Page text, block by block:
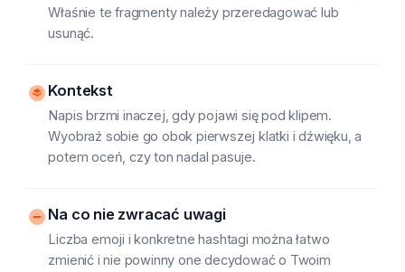
Właśnie te fragmenty należy przeredagować lub
usunąć.
Kontekst
Napis brzmi inaczej, gdy pojawi się pod klipem.
Wyobraź sobie go obok pierwszej klatki i dźwięku, a
potem oceń, czy ton nadal pasuje.
Na co nie zwracać uwagi
Liczba emoji i konkretne hashtagi można łatwo
zmienić i nie powinny one decydować o Twoim